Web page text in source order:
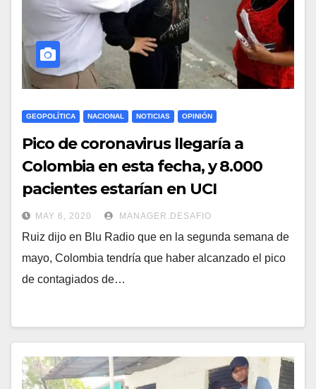
GEOPOLÍTICA NACIONAL NOTICIAS OPINIÓN
Pico de coronavirus llegaría a
Colombia en esta fecha, y 8.000
pacientes estarían en UCI
MAY 6, 2020 MANAGER.DESAFIO
Ruiz dijo en Blu Radio que en la segunda semana de
mayo, Colombia tendría que haber alcanzado el pico
de contagiados de…